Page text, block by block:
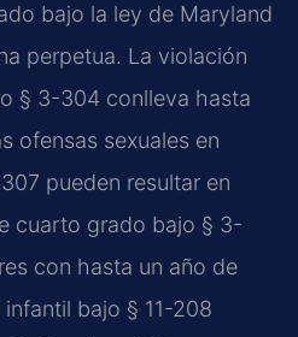
bajo la ley de Maryland
perpetua. La violación
§ 3-304 conlleva hasta
ofensas sexuales en
pueden resultar en
cuarto grado bajo § 3-
con hasta un año de
bajo § 11-208